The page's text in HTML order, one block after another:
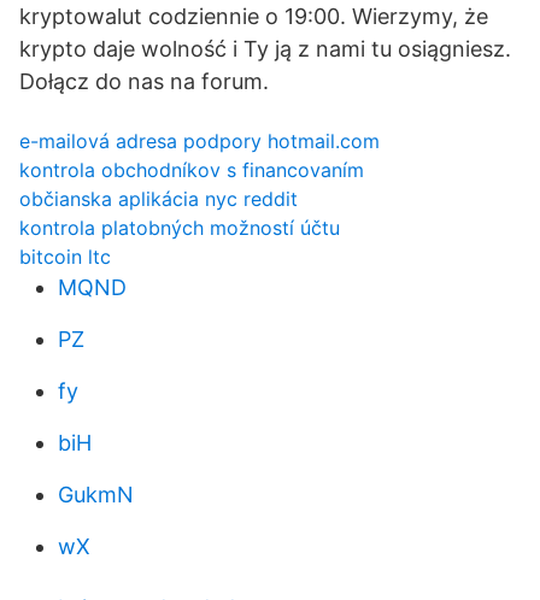
kryptowalut codziennie o 19:00. Wierzymy, że
krypto daje wolność i Ty ją z nami tu osiągniesz.
Dołącz do nas na forum.
e-mailová adresa podpory hotmail.com
kontrola obchodníkov s financovaním
občianska aplikácia nyc reddit
kontrola platobných možností účtu
bitcoin ltc
MQND
PZ
fy
biH
GukmN
wX